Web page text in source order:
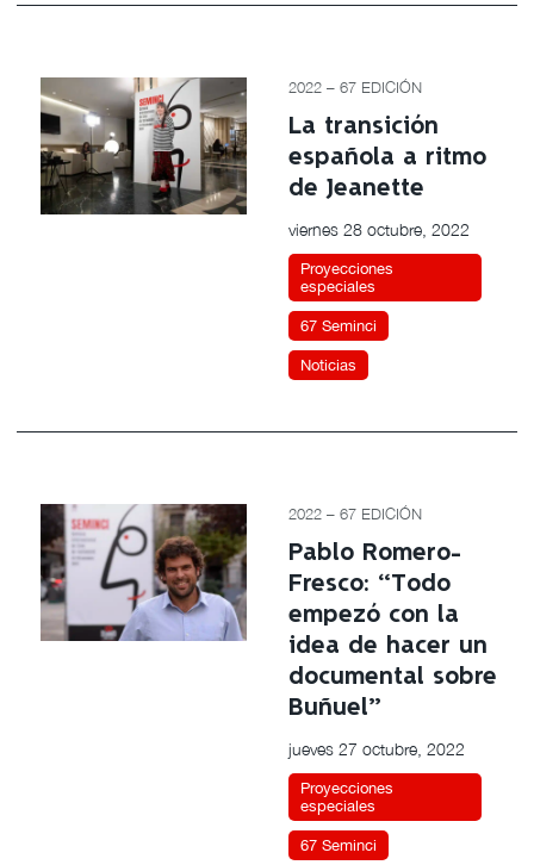
2022 – 67 EDICIÓN
La transición
española a ritmo
de Jeanette
viernes 28 octubre, 2022
Proyecciones
especiales
67 Seminci
Noticias
2022 – 67 EDICIÓN
Pablo Romero-
Fresco: “Todo
empezó con la
idea de hacer un
documental sobre
Buñuel”
jueves 27 octubre, 2022
Proyecciones
especiales
67 Seminci